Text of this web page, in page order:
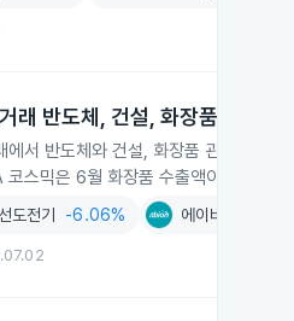
반도체, 건설, 화장품 강세
서 반도체와 건설, 화장품 관련 종목
스믹은 6월 화장품 수출액이 역대 최
선도전기 -6.06% 에이비온